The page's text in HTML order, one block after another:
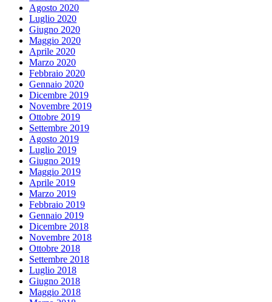
Agosto 2020
Luglio 2020
Giugno 2020
Maggio 2020
Aprile 2020
Marzo 2020
Febbraio 2020
Gennaio 2020
Dicembre 2019
Novembre 2019
Ottobre 2019
Settembre 2019
Agosto 2019
Luglio 2019
Giugno 2019
Maggio 2019
Aprile 2019
Marzo 2019
Febbraio 2019
Gennaio 2019
Dicembre 2018
Novembre 2018
Ottobre 2018
Settembre 2018
Luglio 2018
Giugno 2018
Maggio 2018